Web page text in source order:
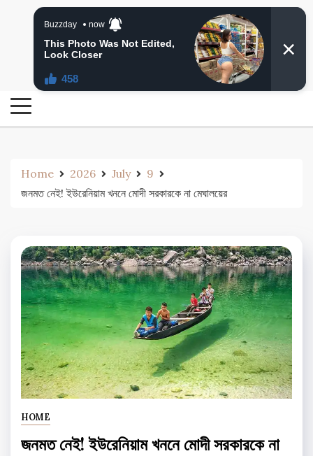
24 Ghanta Bangla News
24 Ghanta Bengali News
Home 2026 July
9
জনমত নেই! ইউরেনিয়াম খননে মোদী সরকারকে না মেঘালয়ের
HOME
জনমত নেই! ইউরেনিয়াম খননে মোদী সরকারকে না